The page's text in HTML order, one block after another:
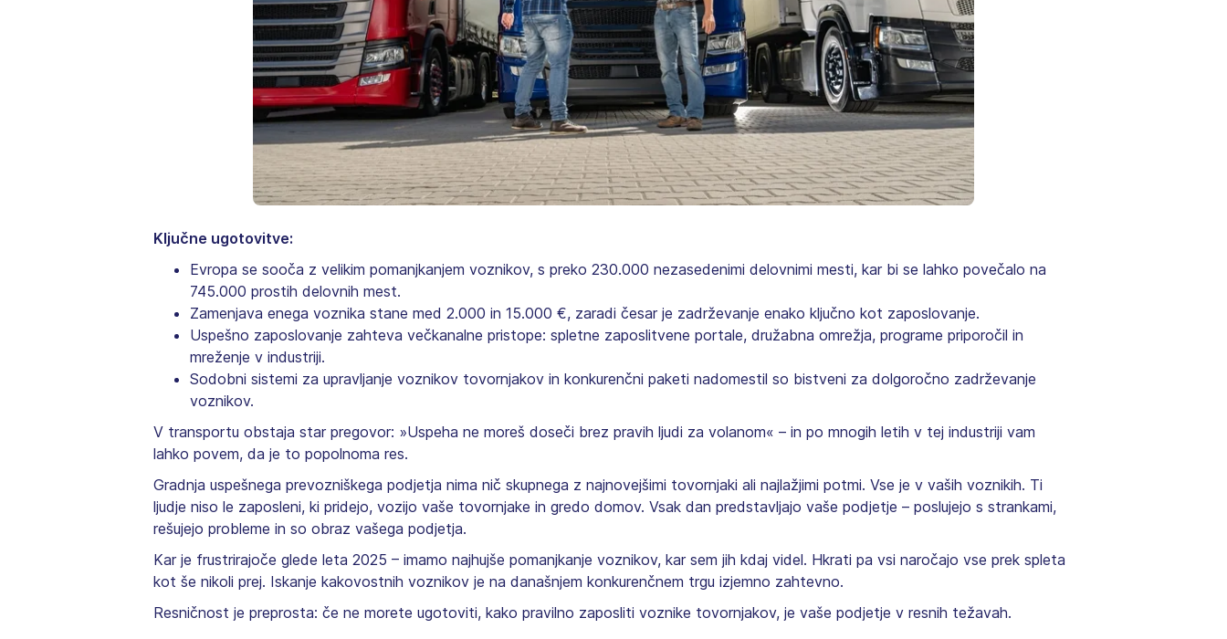
Ključne ugotovitve:
Evropa se sooča z velikim pomanjkanjem voznikov, s preko 230.000 nezasedenimi delovnimi mesti, kar bi se lahko povečalo na
745.000 prostih delovnih mest.
Zamenjava enega voznika stane med 2.000 in 15.000 €, zaradi česar je zadrževanje enako ključno kot zaposlovanje.
Uspešno zaposlovanje zahteva večkanalne pristope: spletne zaposlitvene portale, družabna omrežja, programe priporočil in
mreženje v industriji.
Sodobni sistemi za upravljanje voznikov tovornjakov in konkurenčni paketi nadomestil so bistveni za dolgoročno zadrževanje
voznikov.
V transportu obstaja star pregovor: »Uspeha ne moreš doseči brez pravih ljudi za volanom« – in po mnogih letih v tej industriji vam
lahko povem, da je to popolnoma res.
Gradnja uspešnega prevozniškega podjetja nima nič skupnega z najnovejšimi tovornjaki ali najlažjimi potmi. Vse je v vaših voznikih. Ti
ljudje niso le zaposleni, ki pridejo, vozijo vaše tovornjake in gredo domov. Vsak dan predstavljajo vaše podjetje – poslujejo s strankami,
rešujejo probleme in so obraz vašega podjetja.
Kar je frustrirajoče glede leta 2025 – imamo najhujše pomanjkanje voznikov, kar sem jih kdaj videl. Hkrati pa vsi naročajo vse prek spleta
kot še nikoli prej. Iskanje kakovostnih voznikov je na današnjem konkurenčnem trgu izjemno zahtevno.
Resničnost je preprosta: če ne morete ugotoviti, kako pravilno zaposliti voznike tovornjakov, je vaše podjetje v resnih težavah.